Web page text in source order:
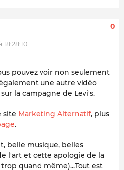
18:28:10
0
pouvez voir non seulement
une autre vidéo
la campagne de Levi's.
site Marketing Alternatif, plus
.
belle musique, belles
l'art et cette apologie de la
quand même)...Tout est